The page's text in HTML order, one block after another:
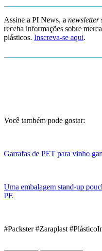
Assine a PI News, a newsletter
receba informações sobre
plásticos. Inscreva-se aqui.
Você também pode gostar:
Garrafas de PET para vinho
Uma embalagem stand-up
PE
#Packster #Zaraplast